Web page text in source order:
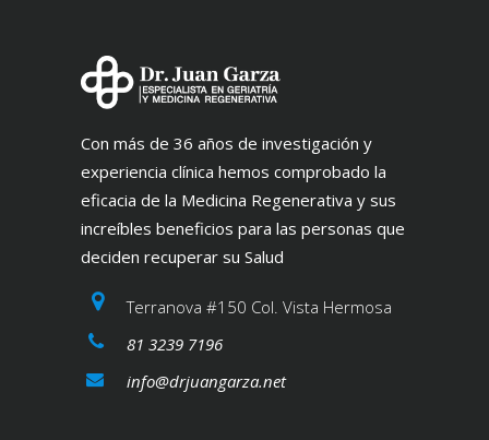
Con más de 36 años de investigación y
experiencia clínica hemos comprobado la
eficacia de la Medicina Regenerativa y sus
increíbles beneficios para las personas que
deciden recuperar su Salud
Terranova #150 Col. Vista Hermosa
81 3239 7196
info@drjuangarza.net